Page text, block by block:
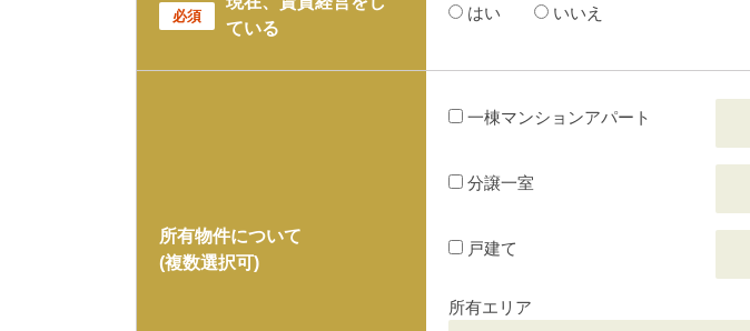
必須
ている
はい いいえ
所有物件について
(複数選択可)
一棟マンションアパート
分譲一室
戸建て
所有エリア